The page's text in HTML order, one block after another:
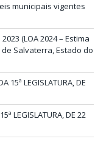
municipais vigentes
2023 (LOA 2024 – Estima
Salvaterra, Estado do
15ª LEGISLATURA, DE
LEGISLATURA, DE 22